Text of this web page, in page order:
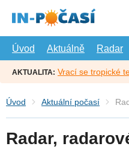
hlavní
Úvod
Aktuálně Radar
AKTUALITA: Vrací se tropické
Úvod Aktuální počasí
Radar,